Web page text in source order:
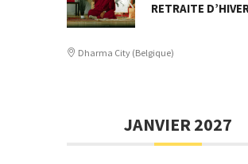
RETRAITE
Dharma City (Belgique)
JANVIER 2027